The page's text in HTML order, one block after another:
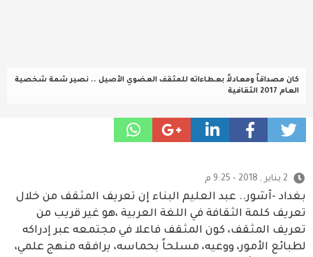
كان مصداقاً ومعادلاً بعطاءاته للمثقف العضوي الأصيل .. نصير شمة شخصية
العام 2017 الثقافية
2 يناير , 2018 - 9:25 م
بغداد -آشور.. عبد العليم البناء إن تعريف المثقف من خلال
تعريف كلمة الثقافة في اللغة العربية ،هو غير قريب من
تعريف المثقف، كون المثقف فاعلا في مجتمعه عبر إدراكه
لطبائع الأمور، ووعيه، مسلحاً بحماسه، يرافقه منهج علمي،